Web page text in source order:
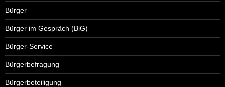
Bürger
Bürger im Gespräch (BiG)
Bürger-Service
Bürgerbefragung
Bürgerbeteiligung